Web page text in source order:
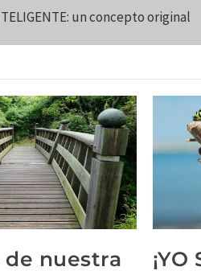
un concepto original
nuestra ¡YO